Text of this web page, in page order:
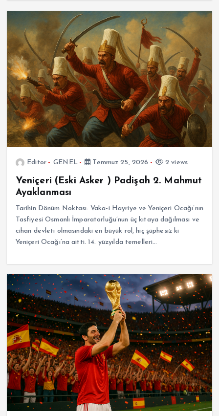
Editor GENEL Temmuz 25, 2026 2 views
Yeniçeri (Eski Asker ) Padişah 2. Mahmut
Ayaklanması
Tarihin Dönüm Noktası: Vaka-i Hayriye ve Yeniçeri Ocağı’nın
Tasfiyesi Osmanlı İmparatorluğu’nun üç kıtaya dağılması ve
cihan devleti olmasındaki en büyük rol, hiç şüphesiz ki
Yeniçeri Ocağı’na aitti. 14. yüzyılda temelleri…